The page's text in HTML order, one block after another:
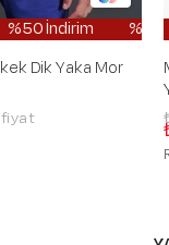
%50 İndirim%50 İndirim
Dik Yaka Mor
%50